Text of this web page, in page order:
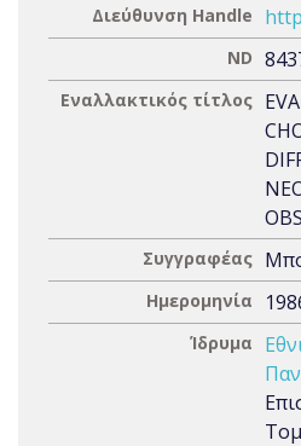
Διεύθυνση Handle
ND
Εναλλακτικός τίτλος
Συγγραφέας
Ημερομηνία
Ίδρυμα